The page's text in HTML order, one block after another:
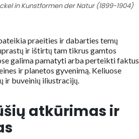
in Kunstformen der Natur (1899-1904)
praeities ir dabarties temų
ir ištirtų tam tikrus gamtos
galima pamatyti arba perteikti faktus
ir planetos gyvenimą. Keliuose
ir buveinių iliustracijų.
atkūrimas ir